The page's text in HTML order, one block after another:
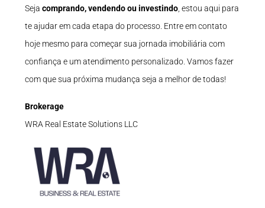
Seja comprando, vendendo ou investindo , estou aqui para
te ajudar em cada etapa do processo. Entre em contato
hoje mesmo para começar sua jornada imobiliária com
confiança e um atendimento personalizado. Vamos fazer
com que sua próxima mudança seja a melhor de todas!
Brokerage
WRA Real Estate Solutions LLC